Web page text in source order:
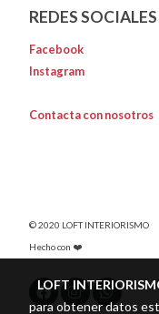
REDES SOCIALES
Facebook
Instagram
Contacta con nosotros
© 2020 LOFT INTERIORISMO
Hecho con ❤️
LOFT
para obtener datos